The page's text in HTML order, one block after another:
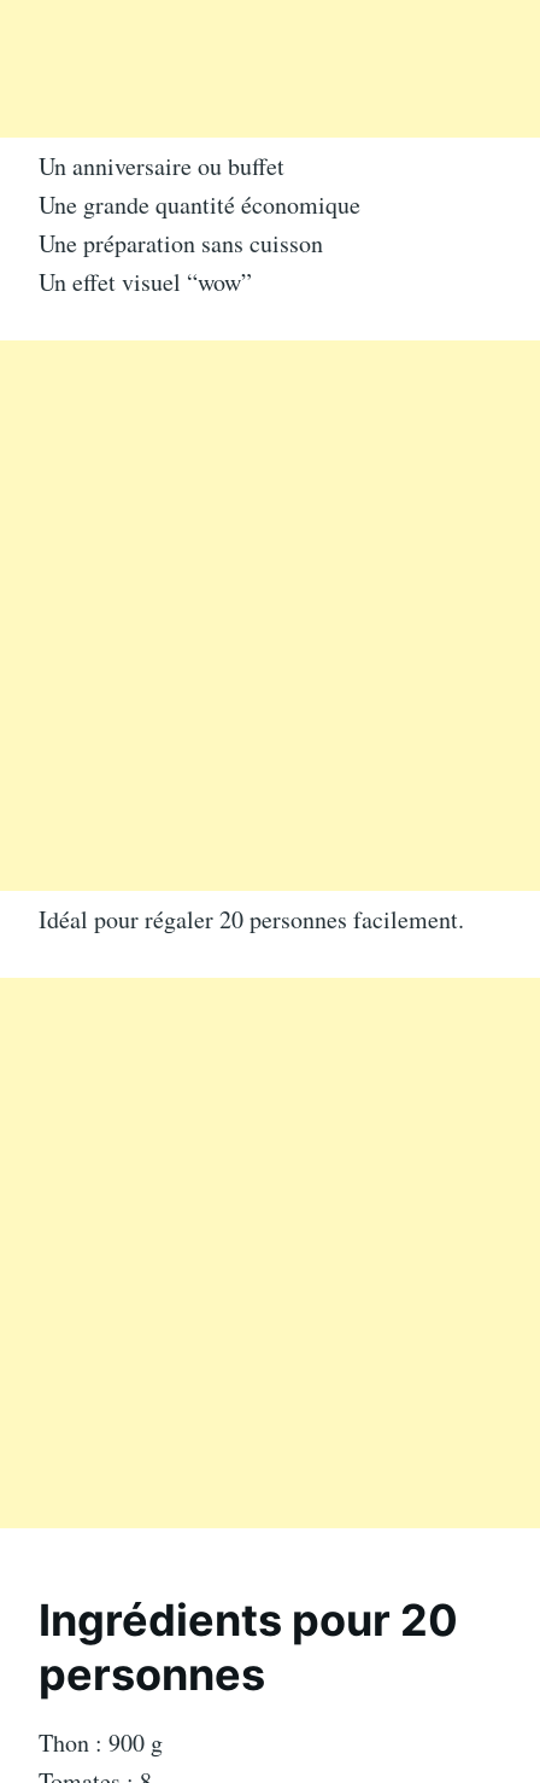
Un anniversaire ou buffet
Une grande quantité économique
Une préparation sans cuisson
Un effet visuel “wow”
Idéal pour régaler 20 personnes facilement.
Ingrédients pour 20
personnes
Thon : 900 g